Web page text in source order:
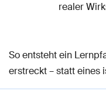
realer
So entsteht ein
erstreckt – statt eines